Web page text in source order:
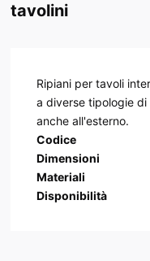
tavolini
Ripiani per tavoli
a diverse tipologie
anche all'esterno.
Codice
Dimensioni
Materiali
Disponibilità